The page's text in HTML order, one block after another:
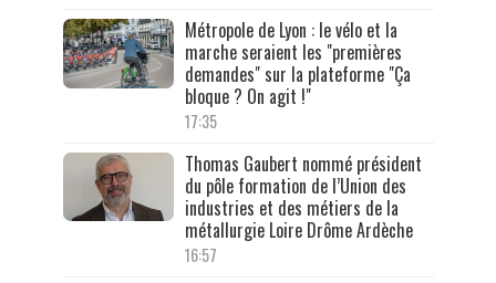
Métropole de Lyon : le vélo et la
marche seraient les "premières
demandes" sur la plateforme "Ça
bloque ? On agit !"
17:35
Thomas Gaubert nommé président
du pôle formation de l’Union des
industries et des métiers de la
métallurgie Loire Drôme Ardèche
16:57